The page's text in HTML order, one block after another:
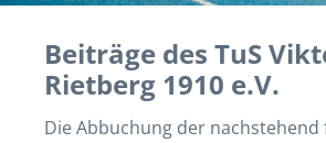
Beiträge des TuS
Rietberg 1910 e.V.
Die Abbuchung der nachstehend